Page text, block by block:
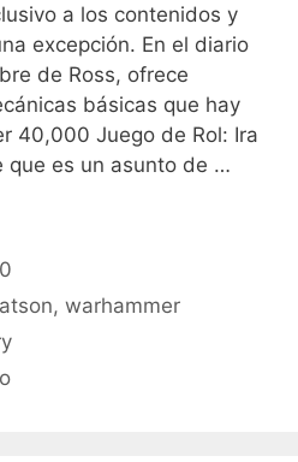
a los contenidos y
excepción. En el diario
de Ross, ofrece
básicas que hay
40,000 Juego de Rol: Ira
que es un asunto de …
,warhammer